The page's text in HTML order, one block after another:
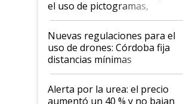
el uso de pictogramas,
palabras de advertencia e
indicaciones
Nuevas regulaciones para el
uso de drones: Córdoba fija
distancias mínimas
Alerta por la urea: el precio
aumentó un 40 % y no bajan